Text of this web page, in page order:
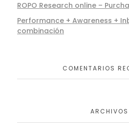
ROPO Research online –
Performance + Awareness +
combinación
COMENTARIOS
ARCHIVOS